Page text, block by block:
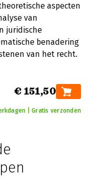
aspecten
van
juridische
benadering
van het recht.
€ 151,50
| Gratis verzonden